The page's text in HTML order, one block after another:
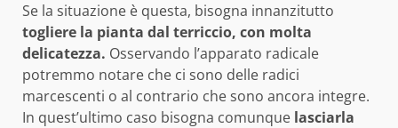
Se la situazione è questa, bisogna innanzitutto
togliere la pianta dal terriccio, con molta
delicatezza. Osservando l’apparato radicale
potremmo notare che ci sono delle radici
marcescenti o al contrario che sono ancora integre.
In quest’ultimo caso bisogna comunque lasciarla